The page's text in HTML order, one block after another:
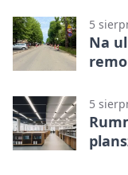
5
Na
5